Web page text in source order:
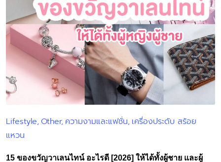
Posted
in
Lifestyle Other ความงามและแฟชั่น เครื่องประดับ สร้อย
แหวน
15 ของขวัญวาเลนไทน์ อะไรดี [2026] ให้ได้ทั้งผู้ชาย และผู้